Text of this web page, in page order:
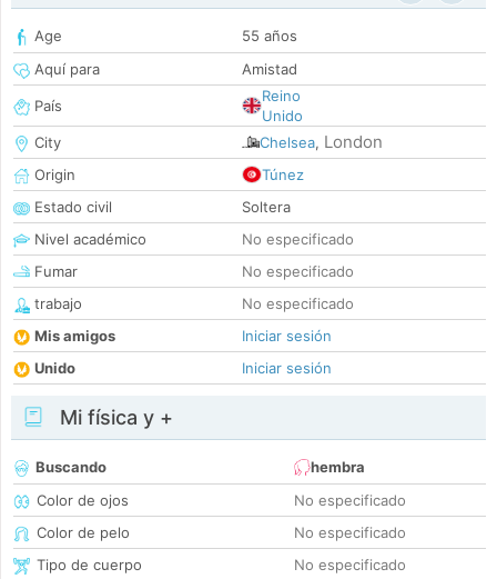
Age
55 años
Aquí para
Amistad
País
Reino
Unido
City
Chelsea, London
Origin
Túnez
Estado civil
Soltera
Nivel académico
No especificado
Fumar
No especificado
trabajo
No especificado
Mis amigos
Iniciar sesión
Unido
Iniciar sesión
Mi física y +
Buscando
hembra
Color de ojos
No especificado
Color de pelo
No especificado
Tipo de cuerpo
No especificado